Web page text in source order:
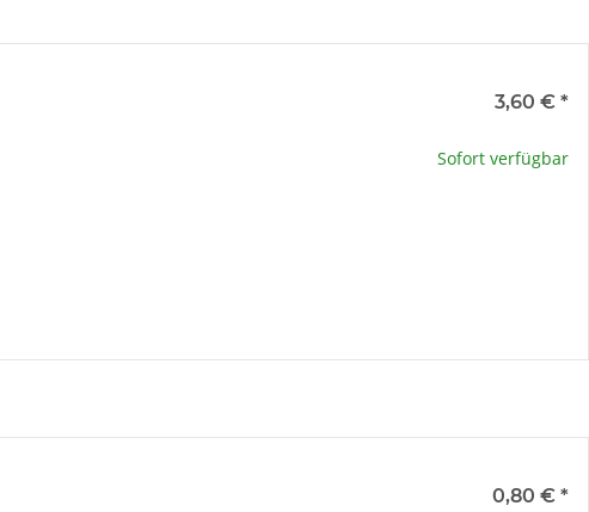
3,60 € *
Sofort verfügbar
0,80 € *